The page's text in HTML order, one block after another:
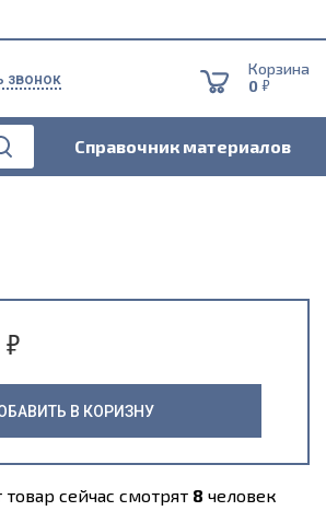
звонок
Корзина
0 5
Справочник материалов
5
В КОРИЗНУ
товар сейчас смотрят 8 человек